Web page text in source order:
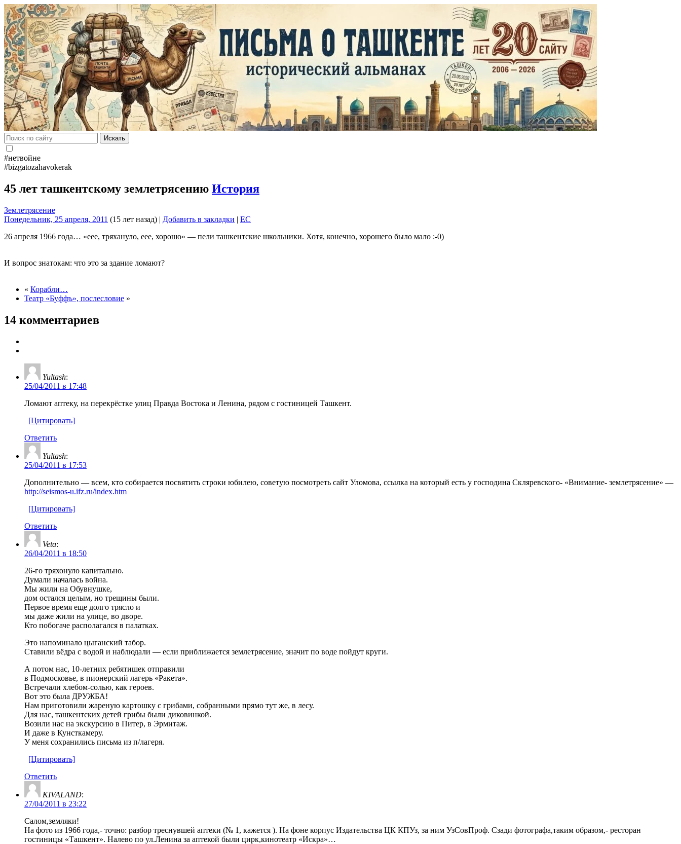
Искать
#нетвойне
#bizgatozahavokerak
45 лет ташкентскому землетрясению История
Землетрясение
Понедельник, 25 апреля, 2011 (15 лет назад) | Добавить в закладки | EC
26 апреля 1966 года… «еее, тряхануло, еее, хорошо» — пели ташкентские школьники. Хотя, конечно, хорошего было мало :-0)
И вопрос знатокам: что это за здание ломают?
« Корабли…
Театр «Буффъ», послесловие »
14 комментариев
Yultash:
25/04/2011 в 17:48
Ломают аптеку, на перекрёстке улиц Правда Востока и Ленина, рядом с гостиницей Ташкент.
[Цитировать]
Ответить
Yultash:
25/04/2011 в 17:53
Дополнительно — всем, кто собирается посвятить строки юбилею, советую посмотреть сайт Уломова, ссылка на который есть у господина Скляревского- «Внимание- землетрясение» —
http://seismos-u.ifz.ru/index.htm
[Цитировать]
Ответить
Veta:
26/04/2011 в 18:50
26-го тряхонуло капитально.
Думали началась война.
Мы жили на Обувнушке,
дом остался целым, но трещины были.
Первое время еще долго трясло и
мы даже жили на улице, во дворе.
Кто побогаче располагался в палатках.
Это напоминало цыганский табор.
Ставили вёдра с водой и наблюдали — если приближается землетрясение, значит по воде пойдут круги.
А потом нас, 10-летних ребятишек отправили
в Подмосковье, в пионерский лагерь «Ракета».
Встречали хлебом-солью, как героев.
Вот это была ДРУЖБА!
Нам приготовили жареную картошку с грибами, собранными прямо тут же, в лесу.
Для нас, ташкентских детей грибы были диковинкой.
Возили нас на экскурсию в Питер, в Эрмитаж.
И даже в Кунсткамеру.
У меня сохранились письма из п/лагеря.
[Цитировать]
Ответить
KIVALAND:
27/04/2011 в 23:22
Салом,земляки!
На фото из 1966 года,- точно: разбор треснувшей аптеки (№ 1, кажется ). На фоне корпус Издательства ЦК КПУз, за ним УзСовПроф. Сзади фотографа,таким образом,- ресторан
гостиницы «Ташкент». Налево по ул.Ленина за аптекой были цирк,кинотеатр «Искра»…